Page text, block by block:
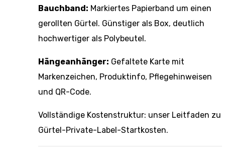
Bauchband: Markiertes Papierband um einen
gerollten Gürtel. Günstiger als Box, deutlich
hochwertiger als Polybeutel.
Hängeanhänger: Gefaltete Karte mit
Markenzeichen, Produktinfo, Pflegehinweisen
und QR-Code.
Vollständige Kostenstruktur: unser Leitfaden zu
Gürtel-Private-Label-Startkosten.